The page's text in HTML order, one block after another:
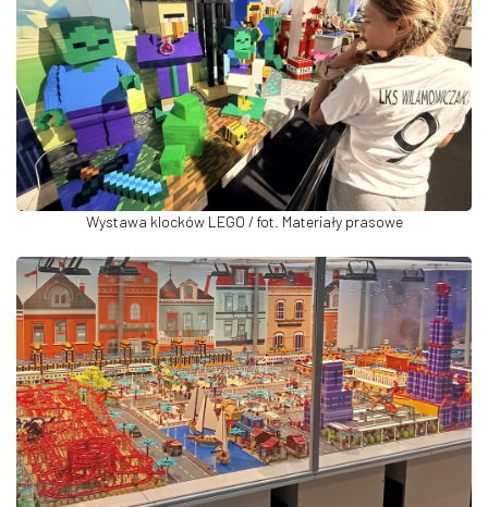
Wystawa klocków LEGO / fot. Materiały prasowe